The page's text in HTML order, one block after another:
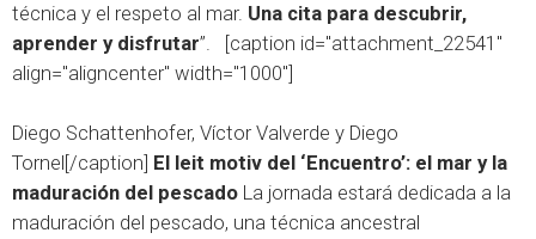
técnica y el respeto al mar. Una cita para descubrir,
aprender y disfrutar”. [caption id="attachment_22541"
align="aligncenter" width="1000"]
Diego Schattenhofer, Víctor Valverde y Diego
Tornel[/caption] El leit motiv del ‘Encuentro’: el mar y la
maduración del pescado La jornada estará dedicada a la
maduración del pescado, una técnica ancestral